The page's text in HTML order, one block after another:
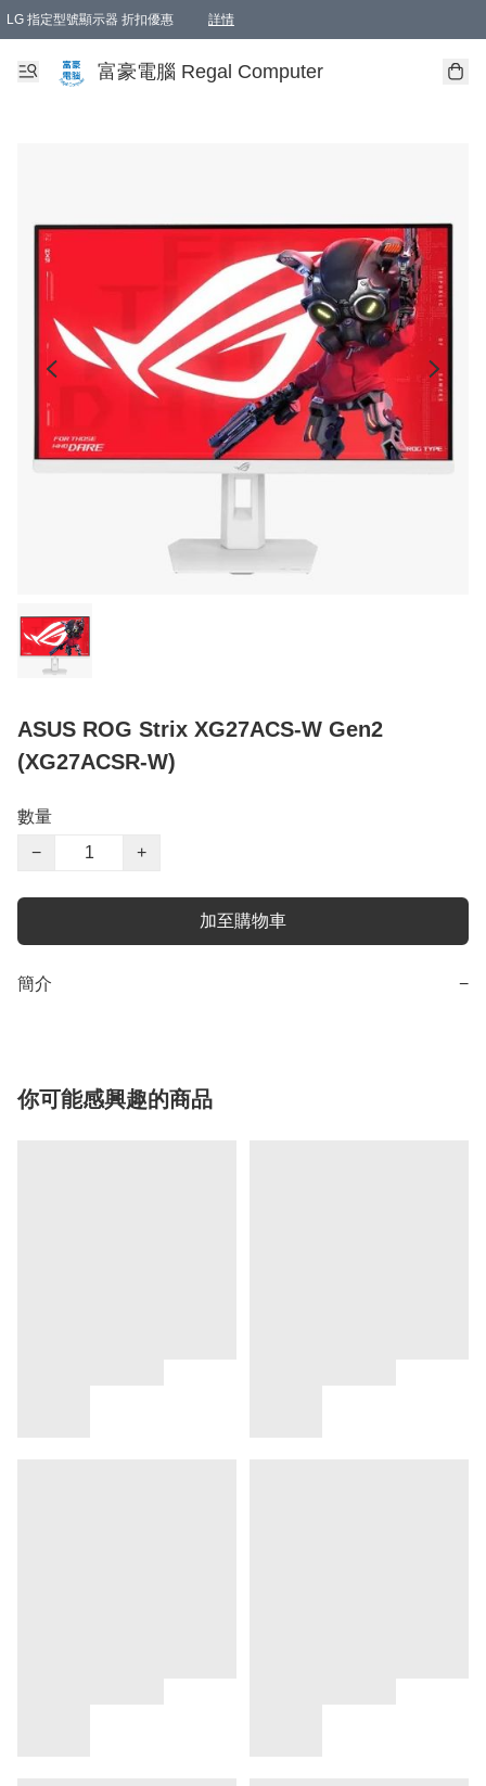
LG 指定型號顯示器 折扣優惠 詳情
富豪電腦 Regal Computer
ASUS ROG Strix XG27ACS-W Gen2
(XG27ACSR-W)
數量
−
+
加至購物車
簡介 −
你可能感興趣的商品